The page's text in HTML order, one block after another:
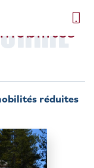
réduites